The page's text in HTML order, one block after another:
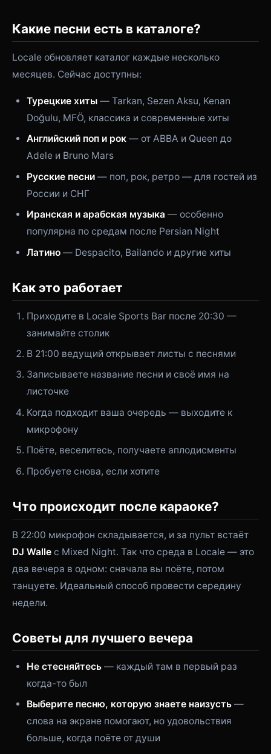
Какие песни есть в каталоге?
Locale обновляет каталог каждые несколько
месяцев. Сейчас доступны:
Турецкие хиты — Tarkan, Sezen Aksu, Kenan
Doğulu, MFÖ, классика и современные хиты
Английский поп и рок — от ABBA и Queen до
Adele и Bruno Mars
Русские песни — поп, рок, ретро — для гостей из
России и СНГ
Иранская и арабская музыка — особенно
популярна по средам после Persian Night
Латино — Despacito, Bailando и другие хиты
Как это работает
Приходите в Locale Sports Bar после 20:30 —
занимайте столик
В 21:00 ведущий открывает листы с песнями
Записываете название песни и своё имя на
листочке
Когда подходит ваша очередь — выходите к
микрофону
Поёте, веселитесь, получаете аплодисменты
Пробуете снова, если хотите
Что происходит после караоке?
В 22:00 микрофон складывается, и за пульт встаёт
DJ Walle с Mixed Night. Так что среда в Locale — это
два вечера в одном: сначала вы поёте, потом
танцуете. Идеальный способ провести середину
недели.
Советы для лучшего вечера
Не стесняйтесь — каждый там в первый раз
когда-то был
Выберите песню, которую знаете наизусть —
слова на экране помогают, но удовольствия
больше, когда поёте от души